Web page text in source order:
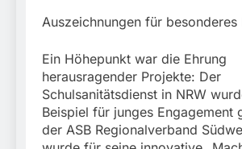
Auszeichnungen für besonderes
Ein Höhepunkt war die Ehrung
herausragender Projekte: Der
Schulsanitätsdienst in NRW
Beispiel für junges Engagement
der ASB Regionalverband